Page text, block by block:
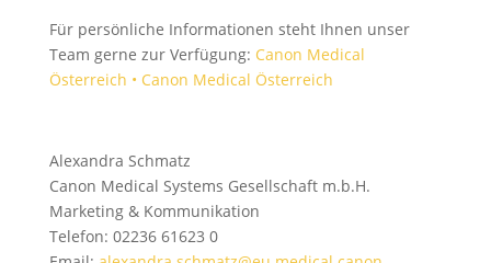
Für persönliche Informationen steht Ihnen unser
Team gerne zur Verfügung: Canon Medical
Österreich • Canon Medical Österreich
Alexandra Schmatz
Canon Medical Systems Gesellschaft m.b.H.
Marketing & Kommunikation
Telefon: 02236 61623 0